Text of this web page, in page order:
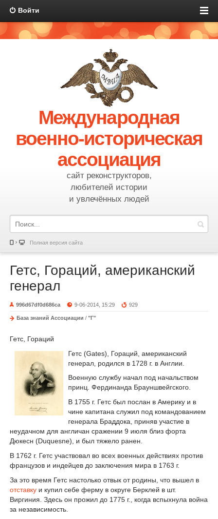
Войти
Международная
военно-историческая
ассоциация
сайт реконструкторов,
любителей истории
и увлечённых людей
Полная версия сайта
Гетс, Гораций, американский
генерал
996d67df0d686ca 9-06-2014, 15:29 929
База знаний Ассоциации / "Г"
Гетс, Гораций
Гетс (Gates), Гораций, американский
генерал, родился в 1728 г. в Англии.
Военную службу начал под начальством
принц. Фердинанда Брауншвейгского.
В 1755 г. Гетс был послан в Америку и в
чине капитана служил под командованием
генерала Браддока, приняв участие в
неудачном для англичан сражении 9 июля близ форта
Дюкесн (Duquesne), и был тяжело ранен.
В 1762 г. Гетс участвовал во всех военных действиях против
французов и индейцев до заключения мира в 1763 г.
За это время Гетс настолько отвык от родины, что вышел в
отставку и купил себе ферму в округе Берклей в шт.
Виргиния. Здесь он прожил до 1775 г., когда вспыхнула война
за независимость.